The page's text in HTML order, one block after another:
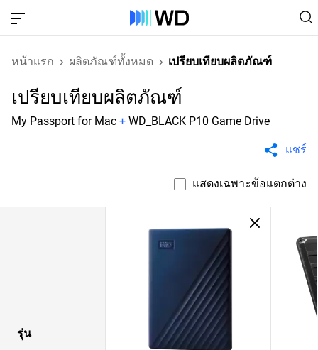
หน้าแรก ผลิตภัณฑ์ทั้งหมด เปรียบเทียบผลิตภัณฑ์
เปรียบเทียบผลิตภัณฑ์
My Passport for Mac + WD_BLACK P10 Game Drive
แชร์
แสดงเฉพาะข้อแตกต่าง
รุ่น